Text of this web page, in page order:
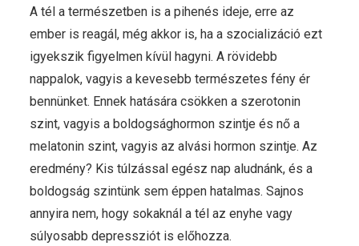
A tél a természetben is a pihenés ideje, erre az
ember is reagál, még akkor is, ha a szocializáció ezt
igyekszik figyelmen kívül hagyni. A rövidebb
nappalok, vagyis a kevesebb természetes fény ér
bennünket. Ennek hatására csökken a szerotonin
szint, vagyis a boldogsághormon szintje és nő a
melatonin szint, vagyis az alvási hormon szintje. Az
eredmény? Kis túlzással egész nap aludnánk, és a
boldogság szintünk sem éppen hatalmas. Sajnos
annyira nem, hogy sokaknál a tél az enyhe vagy
súlyosabb depressziót is előhozza.